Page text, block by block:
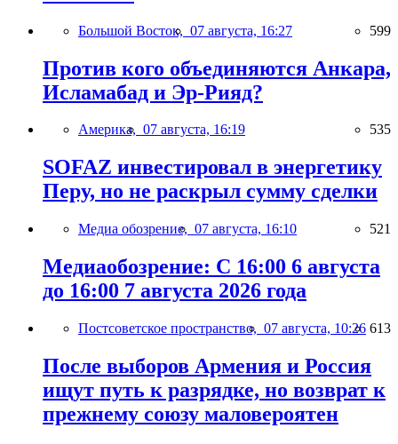
Большой Восток, 07 августа, 16:27 599
Против кого объединяются Анкара,
Исламабад и Эр-Рияд?
Америка, 07 августа, 16:19 535
SOFAZ инвестировал в энергетику
Перу, но не раскрыл сумму сделки
Медиа обозрение, 07 августа, 16:10 521
Медиаобозрение: С 16:00 6 августа
до 16:00 7 августа 2026 года
Постсоветское пространство, 07 августа, 10:26 613
После выборов Армения и Россия
ищут путь к разрядке, но возврат к
прежнему союзу маловероятен